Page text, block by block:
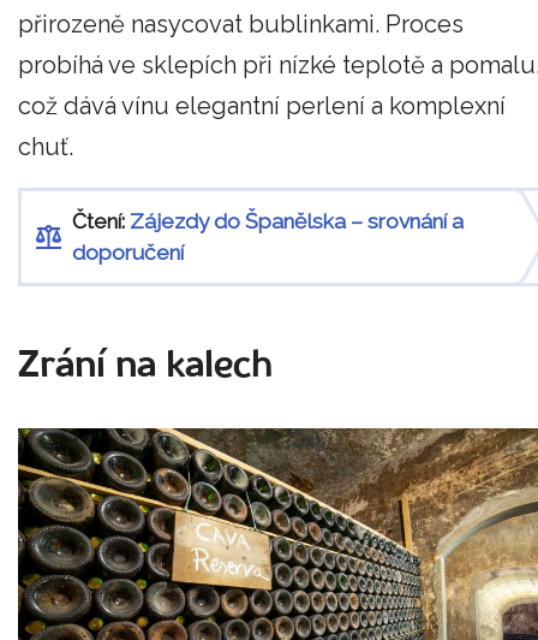
přirozeně nasycovat bublinkami. Proces
probíhá ve sklepích při nízké teplotě a
což dává vínu elegantní perlení a komplexní
chuť.
Čtení: Zájezdy do Španělska – srovnání a
doporučení
Zrání na kalech